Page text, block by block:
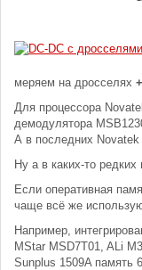
меряем на дросселях
Для процессора
демодулятора
А в последних
Ну а в каких-то
Если оперативная
чаще всё же
Например,
MStar MSD7T01, ALi
Sunplus 1509A память